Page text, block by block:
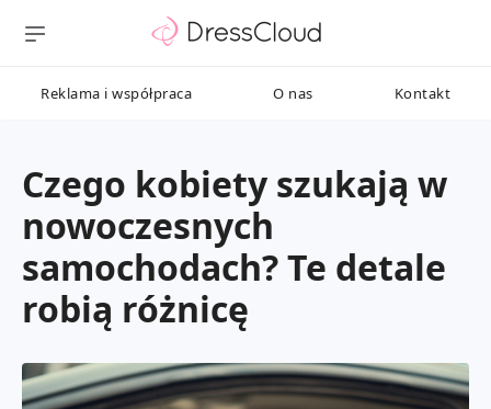
Reklama i współpraca O nas Kontakt
Czego kobiety szukają w
nowoczesnych
samochodach? Te detale
robią różnicę